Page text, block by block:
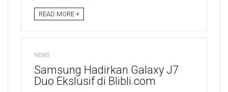
READ MORE +
NEWS
Samsung Hadirkan Galaxy J7
Duo Ekslusif di Blibli.com